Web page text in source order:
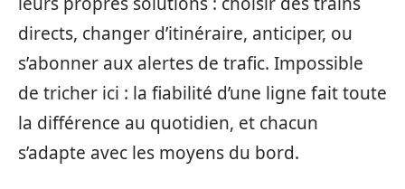
directs, changer d’itinéraire, anticiper, ou
s’abonner aux alertes de trafic. Impossible
de tricher ici : la fiabilité d’une ligne fait toute
la différence au quotidien, et chacun
s’adapte avec les moyens du bord.